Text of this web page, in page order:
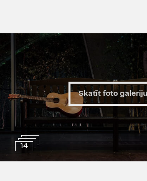
un ieskandinātu savas
dziļākās stīgas.
Koncertā skanēs gan
komponētas dziesmas,
pazīstamu komponistu
melodijas – no Raimonda
līdz Armandam Alksnim
ansamblim "Manta".
14
Skatīt foto galeriju